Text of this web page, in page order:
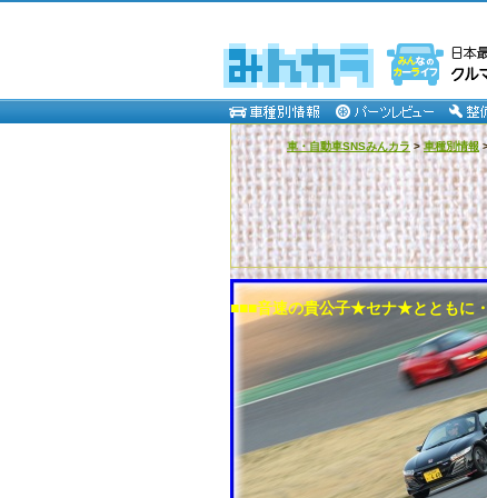
車・自動車SNSみんカラ >車種別情報
■■■音速の貴公子★セナ★とともに